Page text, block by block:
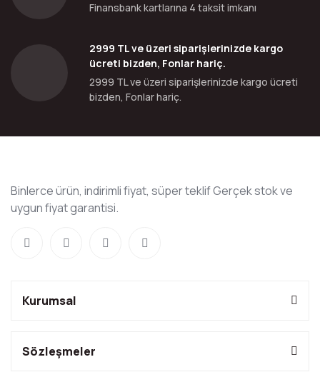
Finansbank kartlarına 4 taksit imkanı
2999 TL ve üzeri siparişlerinizde kargo
ücreti bizden, Fonlar hariç.
2999 TL ve üzeri siparişlerinizde kargo ücreti
bizden, Fonlar hariç.
Binlerce ürün, indirimli fiyat, süper teklif Gerçek stok ve
uygun fiyat garantisi.
Kurumsal
Sözleşmeler